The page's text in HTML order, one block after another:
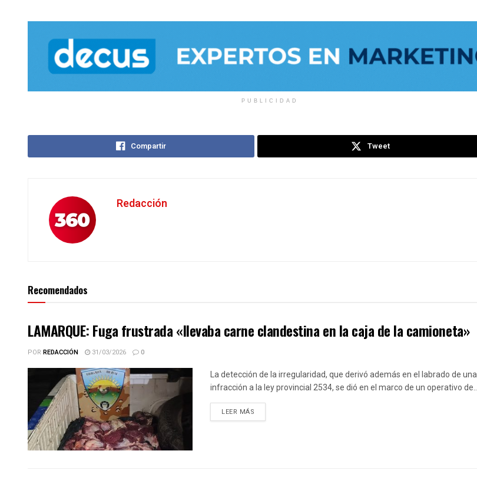
PUBLICIDAD
Compartir Tweet
Redacción
Recomendados
LAMARQUE: Fuga frustrada «llevaba carne clandestina en la caja de la camioneta»
POR REDACCIÓN 31/03/2026 0
La detección de la irregularidad, que derivó además en el labrado de una
infracción a la ley provincial 2534, se dió en el marco de un operativo de...
LEER MÁS